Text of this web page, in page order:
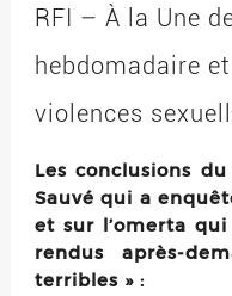
RFI – À la Une
hebdomadaire
violences
Les conclusions
Sauvé qui a
et sur l’omerta
rendus après-
terribles » :